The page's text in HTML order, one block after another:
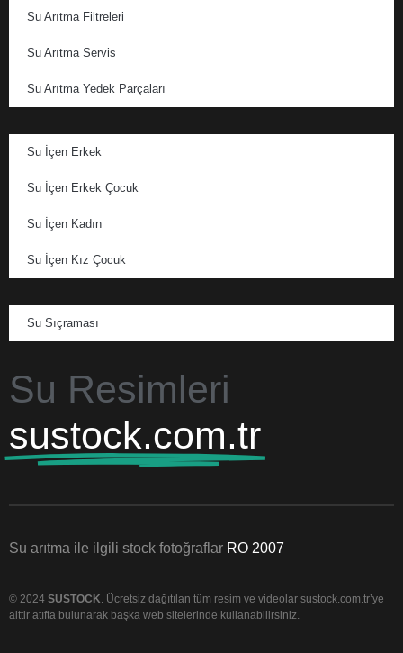
Su Arıtma Filtreleri
Su Arıtma Servis
Su Arıtma Yedek Parçaları
Su İçen Erkek
Su İçen Erkek Çocuk
Su İçen Kadın
Su İçen Kız Çocuk
Su Sıçraması
Su Resimleri
sustock.com.tr
Su arıtma ile ilgili stock fotoğraflar RO 2007
© 2024 SUSTOCK. Ücretsiz dağıtılan tüm resim ve videolar sustock.com.tr’ye
aittir atıfta bulunarak başka web sitelerinde kullanabilirsiniz.